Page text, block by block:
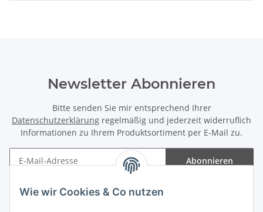
Wie wir Cookies & Co nutzen
Newsletter Abonnieren
Bitte senden Sie mir entsprechend Ihrer
Datenschutzerklärung regelmäßig und jederzeit widerruflich
Informationen zu Ihrem Produktsortiment per E-Mail zu.
Abonnieren